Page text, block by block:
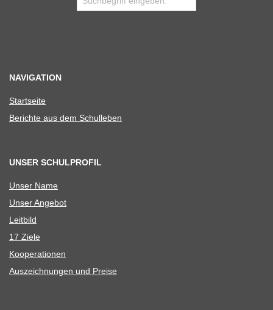
NAVIGATION
Start­seite
Berichte aus dem Schulleben
UNSER SCHULPROFIL
Unser Name
Unser Ange­bot
Leit­bild
17 Ziele
Koope­ra­tio­nen
Aus­zeich­nun­gen und Preise